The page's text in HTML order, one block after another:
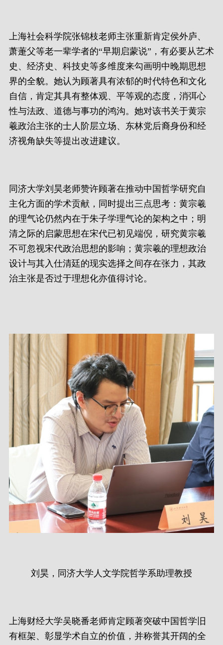
上海社会科学院张锦枝老师主张重新肯定侯外庐、
萧萐父等老一辈学者的“早期启蒙说”，有必要从艺术
史、经济史、科技史等多维度来勾画明中晚期思想
界的全貌。她认为顾著具有浓郁的时代特色和文化
自信，肯定其具有整体观、平等观的态度，消弭心
性与法政、道德与事功的鸿沟。她对该书关于黄宗
羲政治主张的士人阶层立场、东林党后裔身份和经
济视角缺失等提出改进建议。
同济大学刘昊老师赞许顾著在推动中国哲学研究自
主化方面的学术贡献，同时提出三点思考：黄宗羲
的理气论仍然内在于朱子学理气论的架构之中；明
清之际的启蒙思想在宋代已初见端倪，研究黄宗羲
不可忽视宋代政治思想的影响；黄宗羲的理想政治
设计与其入仕清廷的现实选择之间存在张力，其政
治主张是否过于理想化亦值得讨论。
刘昊，同济大学人文学院哲学系助理教授
上海财经大学吴晓番老师肯定顾著突破中国哲学旧
有框架、彰显学术自立的价值，并称誉其开阔的全